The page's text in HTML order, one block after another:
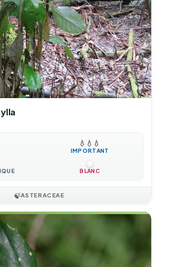
💧 💧 💧
IMPORTANT
BLANC
🍃ASTERACEAE